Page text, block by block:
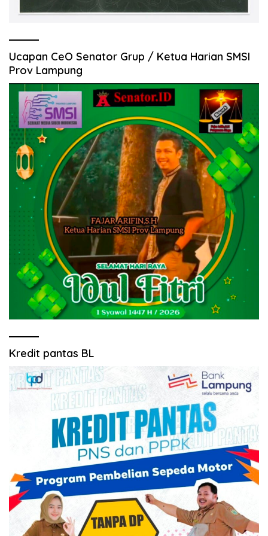
Ucapan CeO Senator Grup / Ketua Harian SMSI
Prov Lampung
Kredit pantas BL